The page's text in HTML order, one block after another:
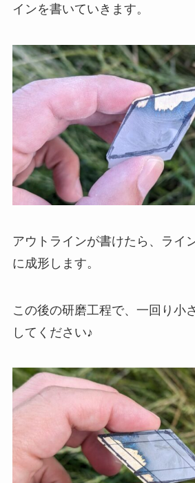
インを書いていきます。
アウトラインが書けたら、ライ
に成形します。
この後の研磨工程で、一回り小
してください♪